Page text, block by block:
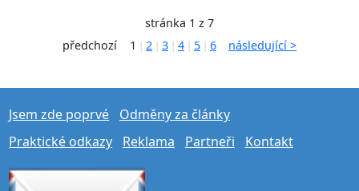
stránka 1 z 7
předchozí
1 2 3 4 5 6 následující >
Jsem zde poprvé
Odměny za články
Praktické odkazy
Reklama Partneři Kontakt